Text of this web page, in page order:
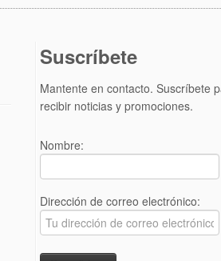
Suscríbete
Mantente en contacto. Suscríbete
recibir noticias y promociones.
Nombre:
Dirección de correo electrónico: